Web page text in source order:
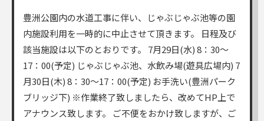
豊洲公園内の水道工事に伴い、じゃぶじゃぶ池等の園
内施設利用を一時的に中止させて頂きます。 日程及び
該当施設は以下のとおりです。 7月29日(水) 8：30～
17：00(予定) じゃぶじゃぶ池、水飲み場(遊具広場内) 7
月30日(木) 8：30～17：00(予定) お手洗い(豊洲パーク
ブリッジ下) ※作業終了致しましたら、改めてHP上で
アナウンス致します。 ご不便をおかけ致しますが、ご